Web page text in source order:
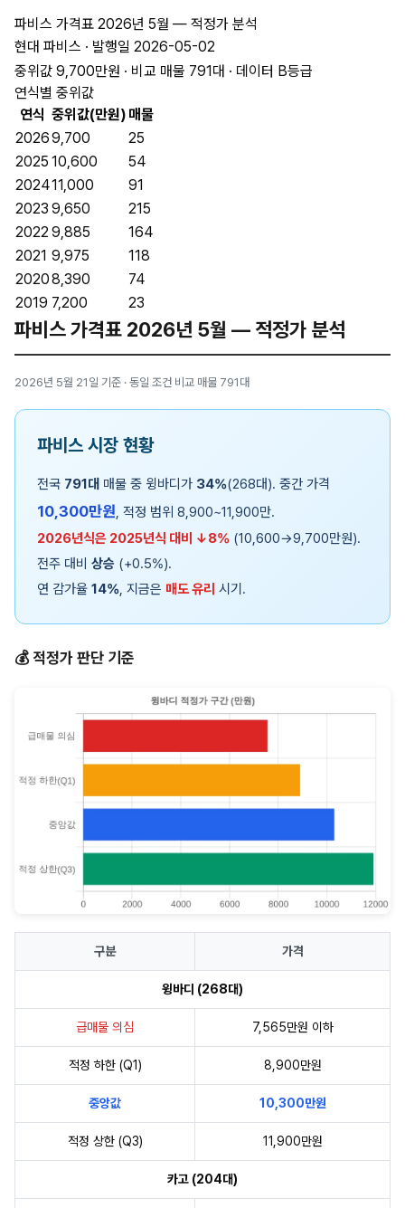
파비스 가격표 2026년 5월 — 적정가 분석
현대 파비스 · 발행일 2026-05-02
중위값 9,700만원 · 비교 매물 791대 · 데이터 B등급
연식별 중위값
연식 중위값(만원) 매물
20269,700
25
2025 10,600
54
202411,000
91
2023 9,650
215
2022 9,885
164
2021 9,975
118
20208,390
74
2019 7,200 23
파비스 가격표 2026년 5월 — 적정가 분석
2026년 5월 21일 기준 · 동일 조건 비교 매물 791대
파비스 시장 현황
전국 791대 매물 중 윙바디가 34%(268대). 중간 가격
10,300만원, 적정 범위 8,900~11,900만.
2026년식은 2025년식 대비 ↓8% (10,600→9,700만원).
전주 대비 상승 (+0.5%).
연 감가율 14%, 지금은 매도 유리 시기.
💰 적정가 판단 기준
구분 가격
윙바디 (268대)
급매물 의심 7,565만원 이하
적정 하한 (Q1) 8,900만원
중앙값 10,300만원
적정 상한 (Q3) 11,900만원
카고 (204대)